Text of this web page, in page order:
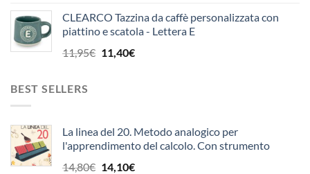
originale
era:
11,95€.
attuale
è:
11,40€.
CLEARCO Tazzina da caffè personalizzata con
piattino e scatola - Lettera E
11,95€ Il
11,40€Il
BEST SELLERS
La linea del 20. Metodo analogico per
l'apprendimento del calcolo. Con strumento
14,80€ Il
14,10€Il